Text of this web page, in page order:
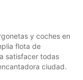
y coches en
flota de
satisfacer todas
ciudad.